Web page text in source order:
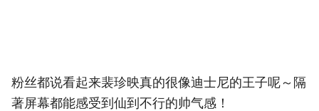
粉丝都说看起来裴珍映真的很像迪士尼的王子呢～隔
著屏幕都能感受到仙到不行的帅气感！